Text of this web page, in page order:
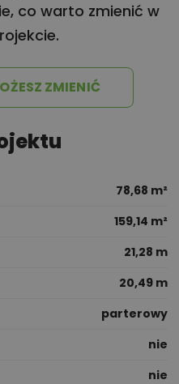
co warto zmienić w
ZMIENIĆ
78,68 m²
159,14 m²
21,28 m
20,49 m
parterowy
nie
nie